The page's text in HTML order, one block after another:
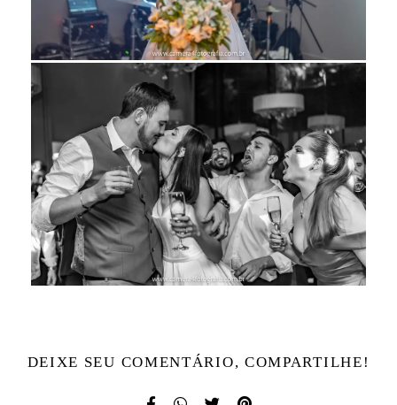
DEIXE SEU COMENTÁRIO, COMPARTILHE!